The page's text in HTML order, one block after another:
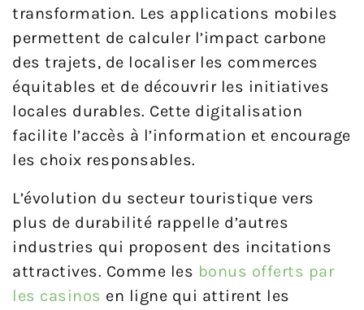
transformation. Les applications mobiles
permettent de calculer l’impact carbone
des trajets, de localiser les commerces
équitables et de découvrir les initiatives
locales durables. Cette digitalisation
facilite l’accès à l’information et encourage
les choix responsables.
L’évolution du secteur touristique vers
plus de durabilité rappelle d’autres
industries qui proposent des incitations
attractives. Comme les bonus offerts par
les casinos en ligne qui attirent les